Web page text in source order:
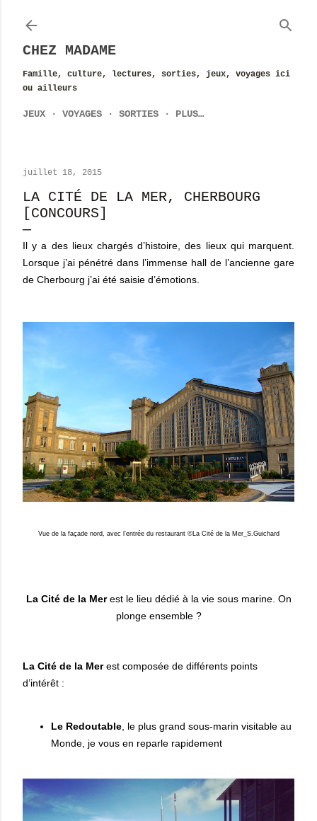
CHEZ MADAME
Famille, culture, lectures, sorties, jeux, voyages ici
ou ailleurs
JEUX VOYAGES SORTIES PLUS…
juillet 18, 2015
LA CITÉ DE LA MER, CHERBOURG
[CONCOURS]
Il y a des lieux chargés d’histoire, des lieux qui marquent.
Lorsque j’ai pénétré dans l’immense hall de l’ancienne gare
de Cherbourg j’ai été saisie d’émotions.
Vue de la façade nord, avec l’entrée du restaurant ©La Cité de la Mer_S.Guichard
La Cité de la Merest le lieu dédié à la vie sous marine. On
plonge ensemble ?
La Cité de la Merest composée de différents points
d’intérêt :
Le Redoutable, le plus grand sous-marin visitable au
Monde, je vous en reparle rapidement